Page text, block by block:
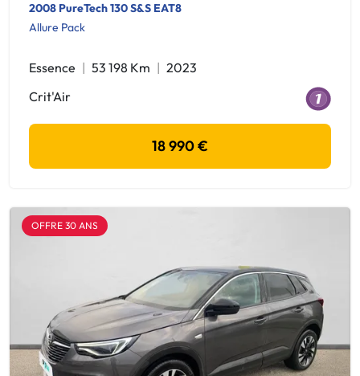
2008 PureTech 130 S&S EAT8
Allure Pack
Essence 53 198 Km
2023
Crit'Air
18 990 €
OFFRE 30 ANS